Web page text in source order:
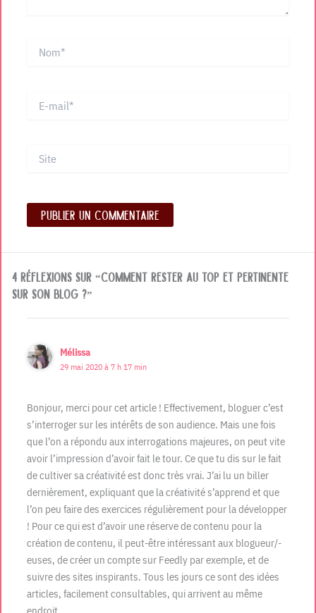
mail*
4 réflexions sur “Comment rester au top et pertinente
sur son blog ?”
Mélissa
29 mai 2020 à 7 h 17 min
Bonjour, merci pour cet article ! Effectivement, bloguer c’est
s’interroger sur les intérêts de son audience. Mais une fois
que l’on a répondu aux interrogations majeures, on peut vite
avoir l’impression d’avoir fait le tour. Ce que tu dis sur le fait
de cultiver sa créativité est donc très vrai. J’ai lu un biller
dernièrement, expliquant que la créativité s’apprend et que
l’on peu faire des exercices régulièrement pour la développer
! Pour ce qui est d’avoir une réserve de contenu pour la
création de contenu, il peut-être intéressant aux blogueur/-
euses, de créer un compte sur Feedly par exemple, et de
suivre des sites inspirants. Tous les jours ce sont des idées
articles, facilement consultables, qui arrivent au même
endroit.